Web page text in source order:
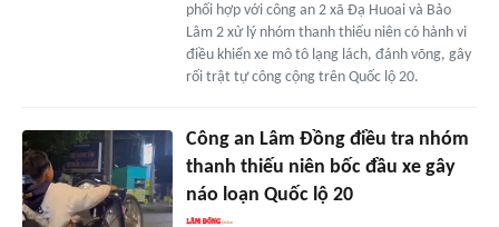
phối hợp với công an 2 xã Đạ Huoai và Bảo
Lâm 2 xử lý nhóm thanh thiếu niên có hành vi
điều khiển xe mô tô lạng lách, đánh võng, gây
rối trật tự công cộng trên Quốc lộ 20.
Công an Lâm Đồng điều tra nhóm
thanh thiếu niên bốc đầu xe gây
náo loạn Quốc lộ 20